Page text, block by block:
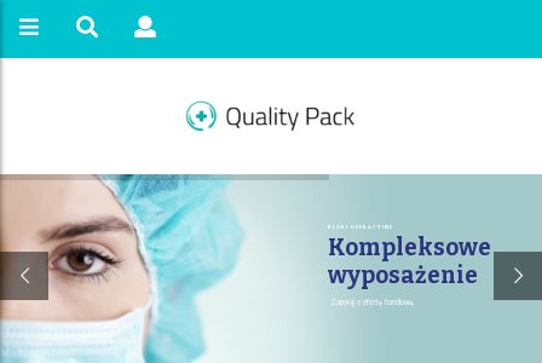
Kompleksowe
wyposażenie
BLOKI OPERACYJNE
Zapytaj o ofertę handlową.